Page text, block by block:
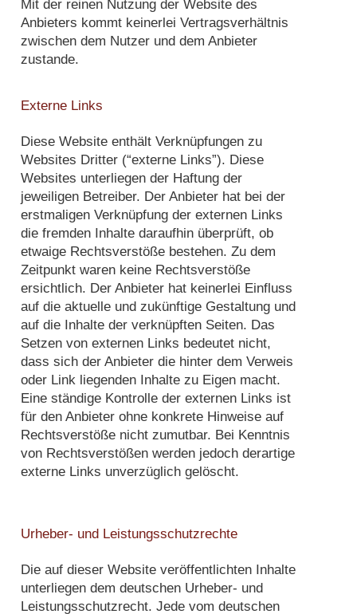
Mit der reinen Nutzung der Website des
Anbieters kommt keinerlei Vertragsverhältnis
zwischen dem Nutzer und dem Anbieter
zustande.
Externe Links
Diese Website enthält Verknüpfungen zu
Websites Dritter (“externe Links”). Diese
Websites unterliegen der Haftung der
jeweiligen Betreiber. Der Anbieter hat bei der
erstmaligen Verknüpfung der externen Links
die fremden Inhalte daraufhin überprüft, ob
etwaige Rechtsverstöße bestehen. Zu dem
Zeitpunkt waren keine Rechtsverstöße
ersichtlich. Der Anbieter hat keinerlei Einfluss
auf die aktuelle und zukünftige Gestaltung und
auf die Inhalte der verknüpften Seiten. Das
Setzen von externen Links bedeutet nicht,
dass sich der Anbieter die hinter dem Verweis
oder Link liegenden Inhalte zu Eigen macht.
Eine ständige Kontrolle der externen Links ist
für den Anbieter ohne konkrete Hinweise auf
Rechtsverstöße nicht zumutbar. Bei Kenntnis
von Rechtsverstößen werden jedoch derartige
externe Links unverzüglich gelöscht.
Urheber- und Leistungsschutzrechte
Die auf dieser Website veröffentlichten Inhalte
unterliegen dem deutschen Urheber- und
Leistungsschutzrecht. Jede vom deutschen